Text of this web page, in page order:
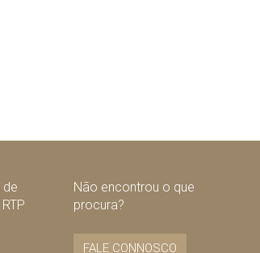
de
Não encontrou o que
procura?
FALE CONNOSCO